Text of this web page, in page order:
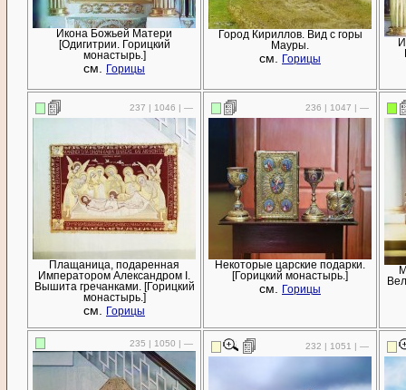
Икона Божьей Матери
[Одигитрии. Горицкий
монастырь.]
см. Горицы
Город Кириллов. Вид с горы
Мауры.
см. Горицы
237 | 1046 | —
Плащаница, подаренная
Императором Александром I.
Вышита гречанками. [Горицкий
монастырь.]
см. Горицы
236 | 1047 | —
Некоторые царские подарки.
[Горицкий монастырь.]
см. Горицы
235 | 1050 | — 232 | 1051 | —